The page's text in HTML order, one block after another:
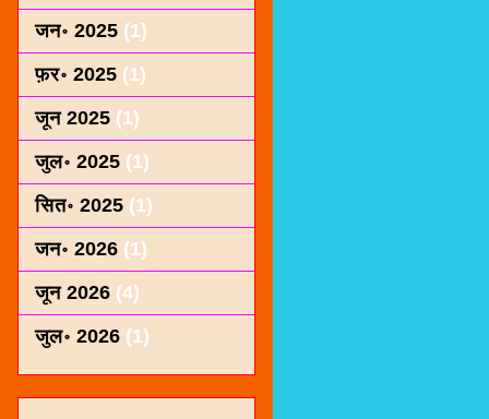
जन॰ 2025 (1)
फ़र॰ 2025 (1)
जून 2025 (1)
जुल॰ 2025 (1)
सित॰ 2025 (1)
जन॰ 2026 (1)
जून 2026 (4)
जुल॰ 2026 (1)